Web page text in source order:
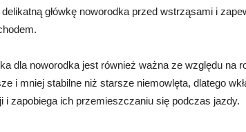
główkę noworodka przed wstrząsami i
dla noworodka jest również ważna ze względu
i mniej stabilne niż starsze niemowlęta, dlatego
i zapobiega ich przemieszczaniu się podczas jazdy.